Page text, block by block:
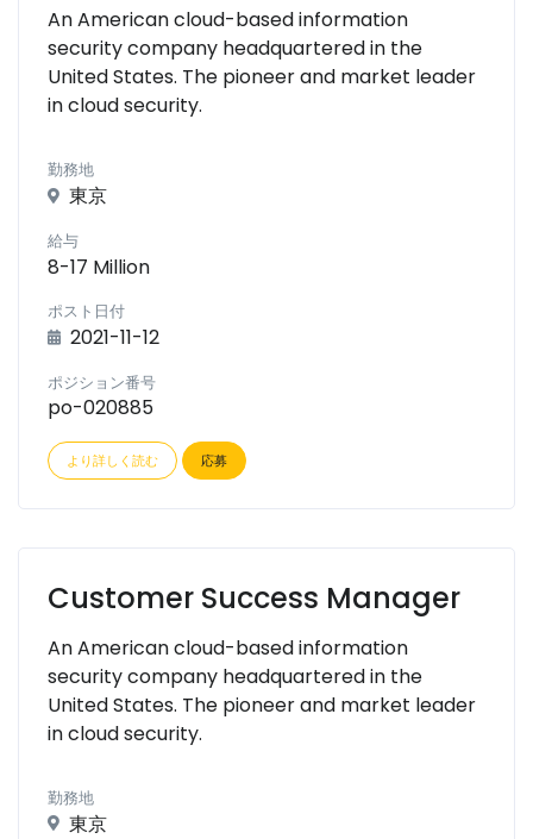
An American cloud-based information
security company headquartered in the
United States. The pioneer and market leader
in cloud security.
勤務地
東京
給与
8-17 Million
ポスト日付
2021-11-12
ポジション番号
po-020885
より詳しく読む 応募
Customer Success Manager
An American cloud-based information
security company headquartered in the
United States. The pioneer and market leader
in cloud security.
勤務地
東京